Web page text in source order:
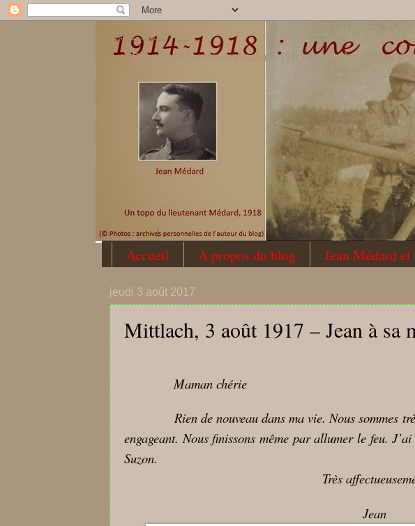
1914-1918 : une correspondance de guerre
Première guerre mondiale (1914-1918). Lettres
Accueil A propos du blog Jean Médard et
jeudi 3 août 2017
Mittlach, 3 août 1917 – Jean à sa
Maman chérie
Rien de nouveau dans ma vie. Nous sommes
engageant. Nous finissons même par allumer le feu.
Suzon.
Très
Jean